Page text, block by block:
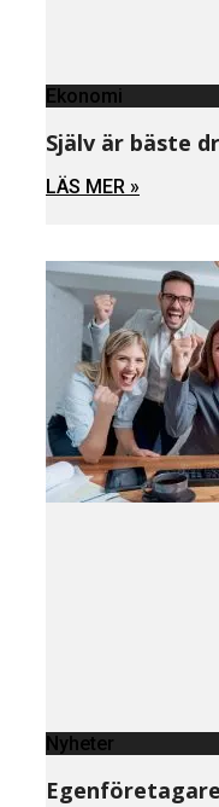
Ekonomi
Själv är bäste
LÄS MER »
Nyheter